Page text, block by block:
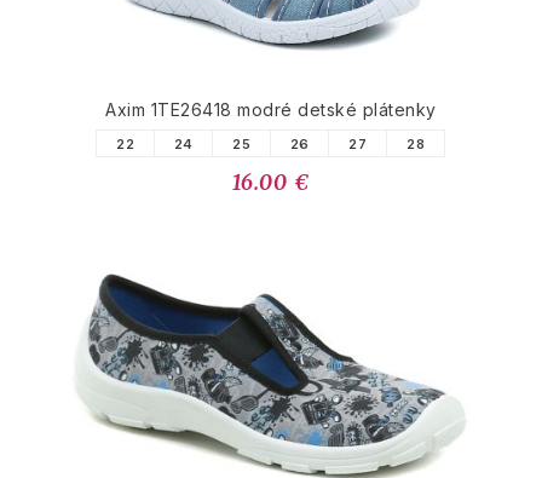
Axim 1TE26418 modré detské plátenky
22 24 25 26 27 28
16.00 €